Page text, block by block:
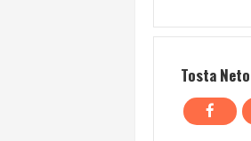
Tosta Neto